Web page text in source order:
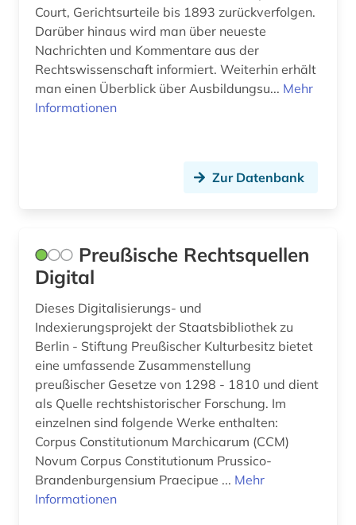
Court, Gerichtsurteile bis 1893 zurückverfolgen.
Darüber hinaus wird man über neueste
Nachrichten und Kommentare aus der
Rechtswissenschaft informiert. Weiterhin erhält
man einen Überblick über Ausbildungsu... Mehr
Informationen
Zur Datenbank
Preußische Rechtsquellen
Digital
Dieses Digitalisierungs- und
Indexierungsprojekt der Staatsbibliothek zu
Berlin - Stiftung Preußischer Kulturbesitz bietet
eine umfassende Zusammenstellung
preußischer Gesetze von 1298 - 1810 und dient
als Quelle rechtshistorischer Forschung. Im
einzelnen sind folgende Werke enthalten:
Corpus Constitutionum Marchicarum (CCM)
Novum Corpus Constitutionum Prussico-
Brandenburgensium Praecipue ... Mehr
Informationen